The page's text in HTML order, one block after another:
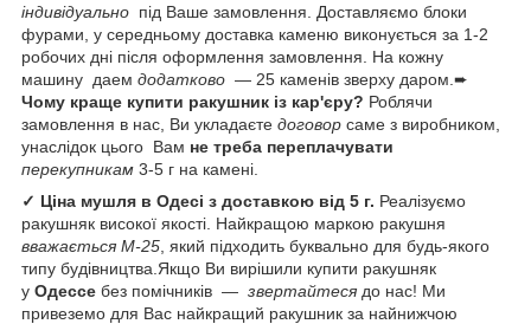
індивідуально під Ваше замовлення. Доставляємо блоки
фурами, у середньому доставка каменю виконується за 1-2
робочих дні після оформлення замовлення. На кожну
машину даем додатково — 25 каменів зверху даром.➨
Чому краще купити ракушник із кар'єру? Роблячи
замовлення в нас, Ви укладаєте договор саме з виробником,
унаслідок цього Вам не треба переплачувати
перекупникам 3-5 г на камені.
✓ Ціна мушля в Одесі з доставкою від 5 г. Реалізуємо
ракушняк високої якості. Найкращою маркою ракушня
вважається М-25 , який підходить буквально для будь-якого
типу будівництва.Якщо Ви вирішили купити ракушняк
у Одессе без помічників — звертайтеся до нас! Ми
привеземо для Вас найкращий ракушник за найнижчою